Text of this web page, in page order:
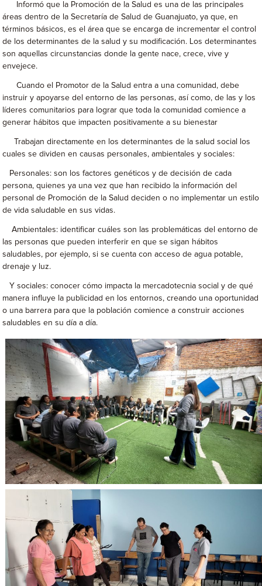
Informó que la Promoción de la Salud es una de las principales
áreas dentro de la Secretaría de Salud de Guanajuato, ya que, en
términos básicos, es el área que se encarga de incrementar el control
de los determinantes de la salud y su modificación. Los determinantes
son aquellas circunstancias donde la gente nace, crece, vive y
envejece.
Cuando el Promotor de la Salud entra a una comunidad, debe
instruir y apoyarse del entorno de las personas, así como, de las y los
líderes comunitarios para lograr que toda la comunidad comience a
generar hábitos que impacten positivamente a su bienestar
Trabajan directamente en los determinantes de la salud social los
cuales se dividen en causas personales, ambientales y sociales:
Personales: son los factores genéticos y de decisión de cada
persona, quienes ya una vez que han recibido la información del
personal de Promoción de la Salud deciden o no implementar un estilo
de vida saludable en sus vidas.
Ambientales: identificar cuáles son las problemáticas del entorno de
las personas que pueden interferir en que se sigan hábitos
saludables, por ejemplo, si se cuenta con acceso de agua potable,
drenaje y luz.
Y sociales: conocer cómo impacta la mercadotecnia social y de qué
manera influye la publicidad en los entornos, creando una oportunidad
o una barrera para que la población comience a construir acciones
saludables en su día a día.